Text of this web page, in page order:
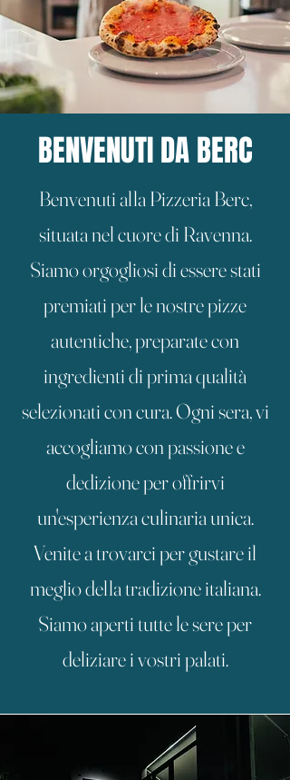
BENVENUTI DA BERC
Benvenuti alla Pizzeria Berc,
situata nel cuore di Ravenna.
Siamo orgogliosi di essere stati
premiati per le nostre pizze
autentiche, preparate con
ingredienti di prima qualità
selezionati con cura. Ogni sera, vi
accogliamo con passione e
dedizione per offrirvi
un'esperienza culinaria unica.
Venite a trovarci per gustare il
meglio della tradizione italiana.
Siamo aperti tutte le sere per
deliziare i vostri palati.